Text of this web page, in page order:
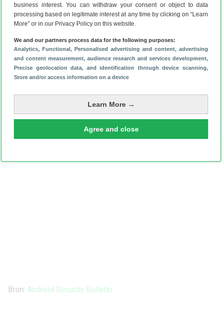
business interest. You can withdraw your consent or object to data
processing based on legitimate interest at any time by clicking on “Learn
More” or in our Privacy Policy on this website.
We and our partners process data for the following purposes:
Analytics, Functional, Personalised advertising and content, advertising
and content measurement, audience research and services development,
Precise geolocation data, and identification through device scanning,
Store and/or access information on a device
Learn More →
Agree and close
Is je Google Pixel traag? Probeer deze 4 tips! (4-8)
‘Google presenteert dit handige apparaatje tegelijk met
Bron: Android Security Bulletin